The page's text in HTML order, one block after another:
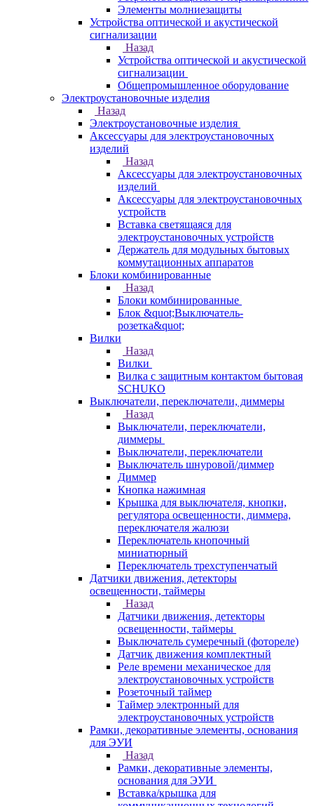
Элементы молниезащиты
Устройства оптической и акустической
сигнализации
Назад
Устройства оптической и акустической
сигнализации
Общепромышленное оборудование
Электроустановочные изделия
Назад
Электроустановочные изделия
Аксессуары для электроустановочных
изделий
Назад
Аксессуары для электроустановочных
изделий
Аксессуары для электроустановочных
устройств
Вставка светящаяся для
электроустановочных устройств
Держатель для модульных бытовых
коммутационных аппаратов
Блоки комбинированные
Назад
Блоки комбинированные
Блок &quot;Выключатель-
розетка&quot;
Вилки
Назад
Вилки
Вилка с защитным контактом бытовая
SCHUKO
Выключатели, переключатели, диммеры
Назад
Выключатели, переключатели,
диммеры
Выключатели, переключатели
Выключатель шнуровой/диммер
Диммер
Кнопка нажимная
Крышка для выключателя, кнопки,
регулятора освещенности, диммера,
переключателя жалюзи
Переключатель кнопочный
миниатюрный
Переключатель трехступенчатый
Датчики движения, детекторы
освещенности, таймеры
Назад
Датчики движения, детекторы
освещенности, таймеры
Выключатель сумеречный (фотореле)
Датчик движения комплектный
Реле времени механическое для
электроустановочных устройств
Розеточный таймер
Таймер электронный для
электроустановочных устройств
Рамки, декоративные элементы, основания
для ЭУИ
Назад
Рамки, декоративные элементы,
основания для ЭУИ
Вставка/крышка для